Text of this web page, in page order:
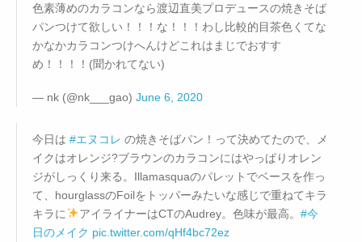
色素薄めのカラコンなら渡辺直美プロデュースの焼きそば
パンつけて欲しい！！！な！！！わし比較的目茶色くてな
かなかカラコンつけへんけどこれはまじでおすす
め！！！！(聞かれてない)
— nk (@nk___gao) June 6, 2020
今日は #エヌコレ の焼きそばパン！って決めてたので、メ
イクはオレンジ?ブラウンのカラコンにはやっぱりオレン
ジがしっくり来る。Illamasquaのパレットでベースを作っ
て、hourglassのFoilをトッパーみたいな感じで重ねてキラ
キラに
アイライナーはCTのAudrey。色味が最高。#今
日のメイク pic.twitter.com/qHf4bc72ez